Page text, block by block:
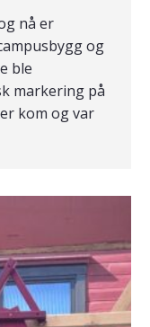
nå er
og
ble
markering på
kom og var